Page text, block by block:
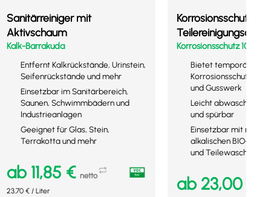
Sanitärreiniger mit
Aktivschaum
Kalk-Barrakuda
Entfernt Kalkrückstände, Urinstein,
Seifenrückstände und mehr
Einsetzbar im Sanitärbereich,
Saunen, Schwimmbädern und
Industrieanlagen
Geeignet für Glas, Stein,
Terrakotta und mehr
ab 11,85 € netto
23,70€ /Liter
Korrosionsschutz in
Korrosionsschutz 100
Bietet temporären
Korrosionsschutz für
und Gusswerk
Leicht abwaschbar,
und spürbar
Einsetzbar mit
alkalischen BIO-
und
ab 23,00